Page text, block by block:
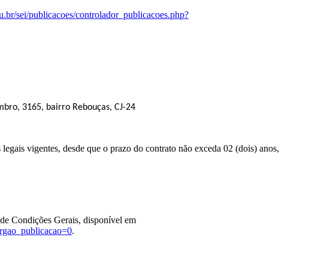
sei/publicacoes/controlador_publicacoes.php?
3165, bairro Rebouças, CJ-24
vigentes, desde que o prazo do contrato não exceda 02 (dois) anos,
Condições Gerais, disponível em
.